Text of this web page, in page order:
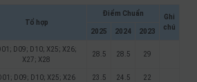
Tổ hợp
Điểm Chuẩn
Ghi
chú
2025 2024 2023
D09; D10; X25; X26;
X27; X28
28.5 28.5 29
D09; D10; X25; X26 23.5 24.5 22